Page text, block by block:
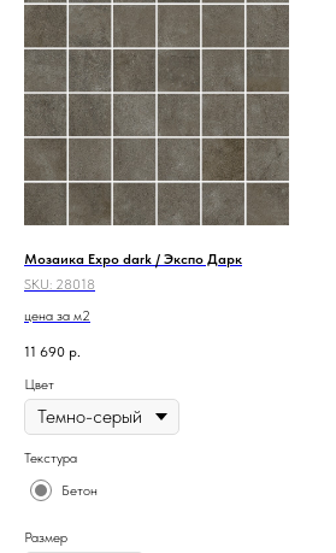
Мозаика Expo dark / Экспо Дарк
SKU: 28018
цена за м2
11 690 р.
Цвет
Текстура
Бетон
Размер